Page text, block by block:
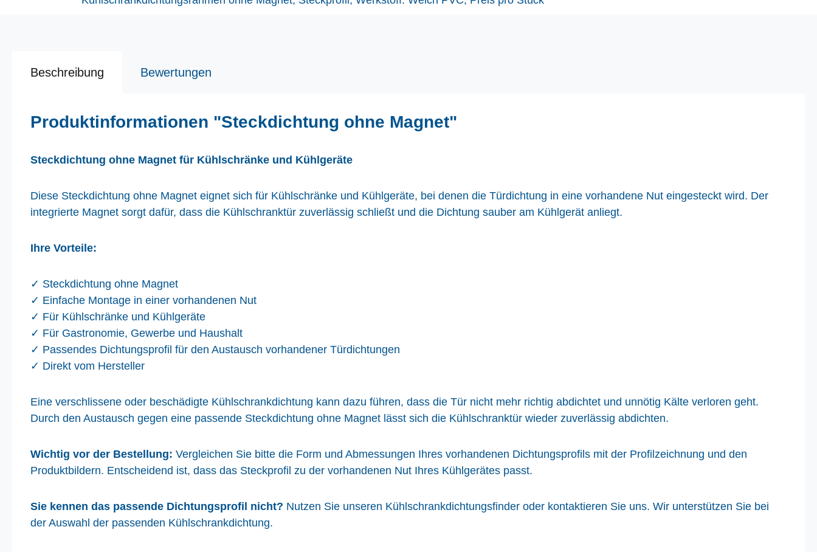
Beschreibung Bewertungen
Produktinformationen "Steckdichtung ohne Magnet"
Steckdichtung ohne Magnet für Kühlschränke und Kühlgeräte
Diese Steckdichtung ohne Magnet eignet sich für Kühlschränke und Kühlgeräte, bei denen die Türdichtung in eine vorhandene Nut eingesteckt wird. Der
integrierte Magnet sorgt dafür, dass die Kühlschranktür zuverlässig schließt und die Dichtung sauber am Kühlgerät anliegt.
Ihre Vorteile:
✓ Steckdichtung ohne Magnet
✓ Einfache Montage in einer vorhandenen Nut
✓ Für Kühlschränke und Kühlgeräte
✓ Für Gastronomie, Gewerbe und Haushalt
✓ Passendes Dichtungsprofil für den Austausch vorhandener Türdichtungen
✓ Direkt vom Hersteller
Eine verschlissene oder beschädigte Kühlschrankdichtung kann dazu führen, dass die Tür nicht mehr richtig abdichtet und unnötig Kälte verloren geht.
Durch den Austausch gegen eine passende Steckdichtung ohne Magnet lässt sich die Kühlschranktür wieder zuverlässig abdichten.
Wichtig vor der Bestellung: Vergleichen Sie bitte die Form und Abmessungen Ihres vorhandenen Dichtungsprofils mit der Profilzeichnung und den
Produktbildern. Entscheidend ist, dass das Steckprofil zu der vorhandenen Nut Ihres Kühlgerätes passt.
Sie kennen das passende Dichtungsprofil nicht? Nutzen Sie unseren Kühlschrankdichtungsfinder oder kontaktieren Sie uns. Wir unterstützen Sie bei
der Auswahl der passenden Kühlschrankdichtung.